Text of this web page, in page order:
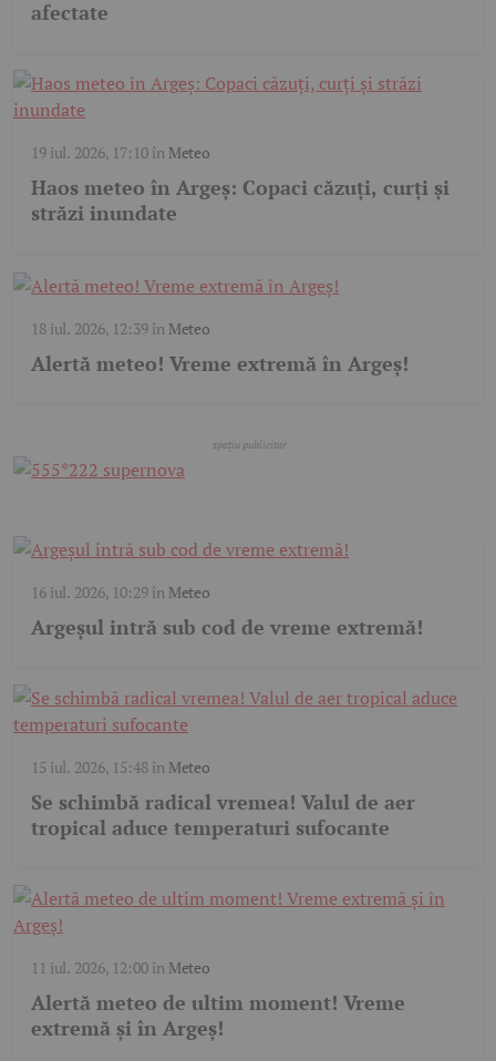
afectate
19 iul. 2026, 17:10în Meteo
Haos meteo în Argeș: Copaci căzuți, curți și
străzi inundate
18 iul. 2026, 12:39în Meteo
Alertă meteo! Vreme extremă în Argeș!
16 iul. 2026, 10:29în Meteo
Argeșul intră sub cod de vreme extremă!
15 iul. 2026, 15:48în Meteo
Se schimbă radical vremea! Valul de aer
tropical aduce temperaturi sufocante
11 iul. 2026, 12:00în Meteo
Alertă meteo de ultim moment! Vreme
extremă și în Argeș!